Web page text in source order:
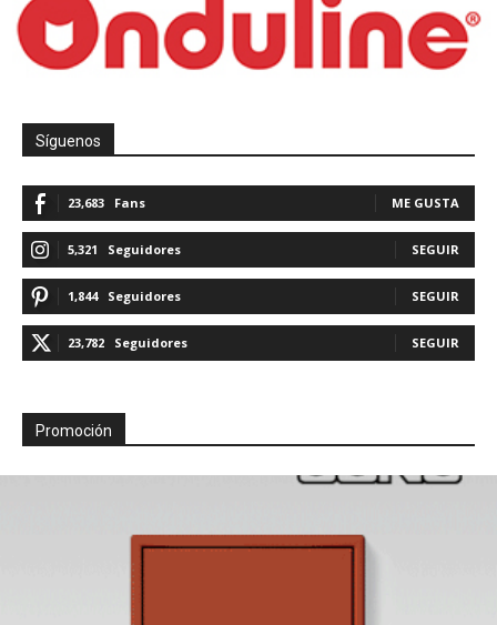
Síguenos
23,683 Fans ME GUSTA
5,321 Seguidores SEGUIR
1,844 Seguidores SEGUIR
23,782 Seguidores SEGUIR
Promoción